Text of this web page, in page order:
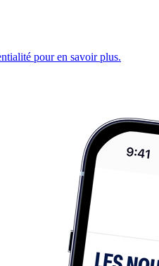
pour en savoir plus.